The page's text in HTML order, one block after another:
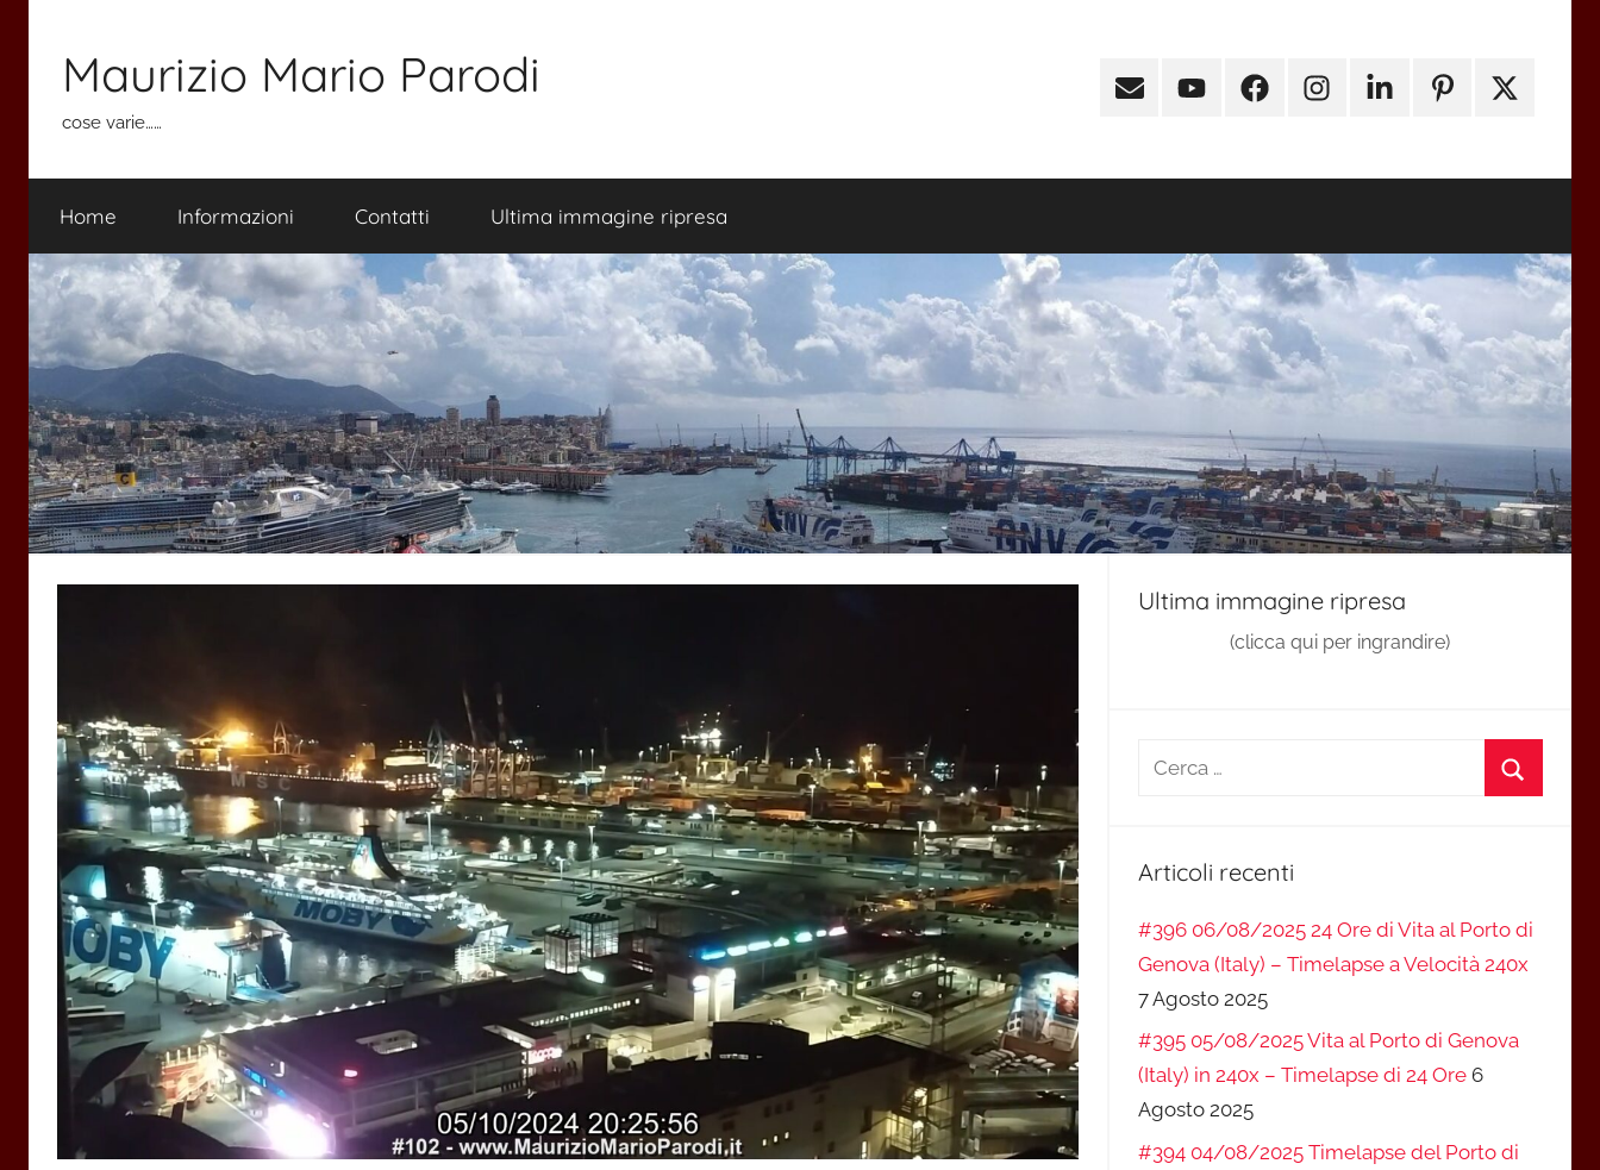
contenuto
Maurizio Mario Parodi
cose varie……
Email YoutubeFacebookInstagramLinkedinPinterest
X
Home Informazioni Contatti Ultima immagine ripresa
Ultima immagine ripresa
(clicca qui per ingrandire)
Ricerca
Articoli recenti
#396 06/08/2025 24 Ore di Vita al Porto di
Genova (Italy) – Timelapse a Velocità 240x
7 Agosto 2025
#395 05/08/2025 Vita al Porto di Genova
(Italy) in 240x – Timelapse di 24 Ore 6
Agosto 2025
#394 04/08/2025 Timelapse del Porto di